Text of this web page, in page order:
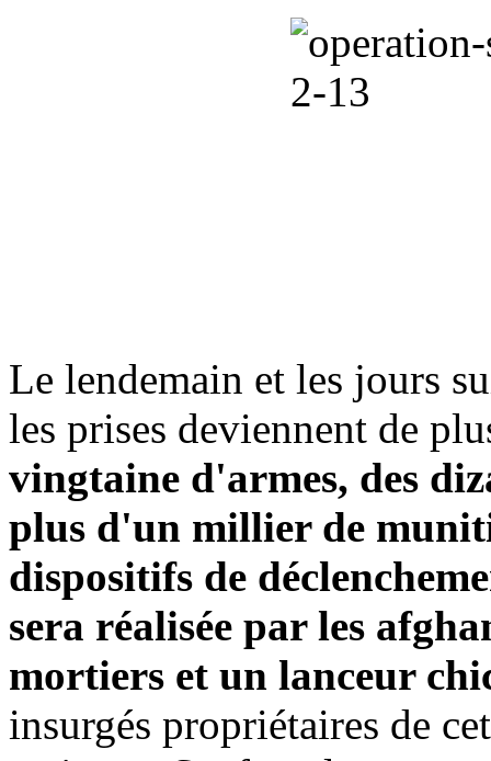
Le lendemain et les jours
les prises deviennent de
vingtaine d'armes, des
plus d'un millier de
dispositifs de
sera réalisée par les
mortiers et un lanceur
insurgés propriétaires de